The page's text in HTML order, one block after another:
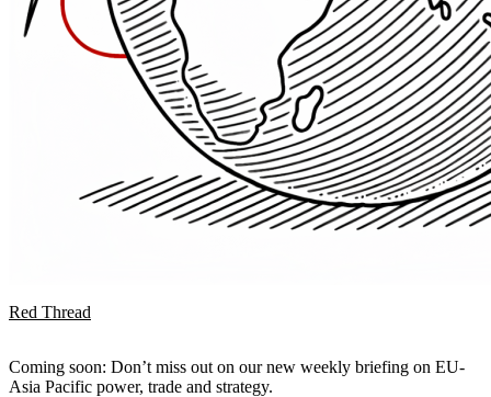
Red Thread
Coming soon: Don’t miss out on our new weekly briefing on EU-
Asia Pacific power, trade and strategy.